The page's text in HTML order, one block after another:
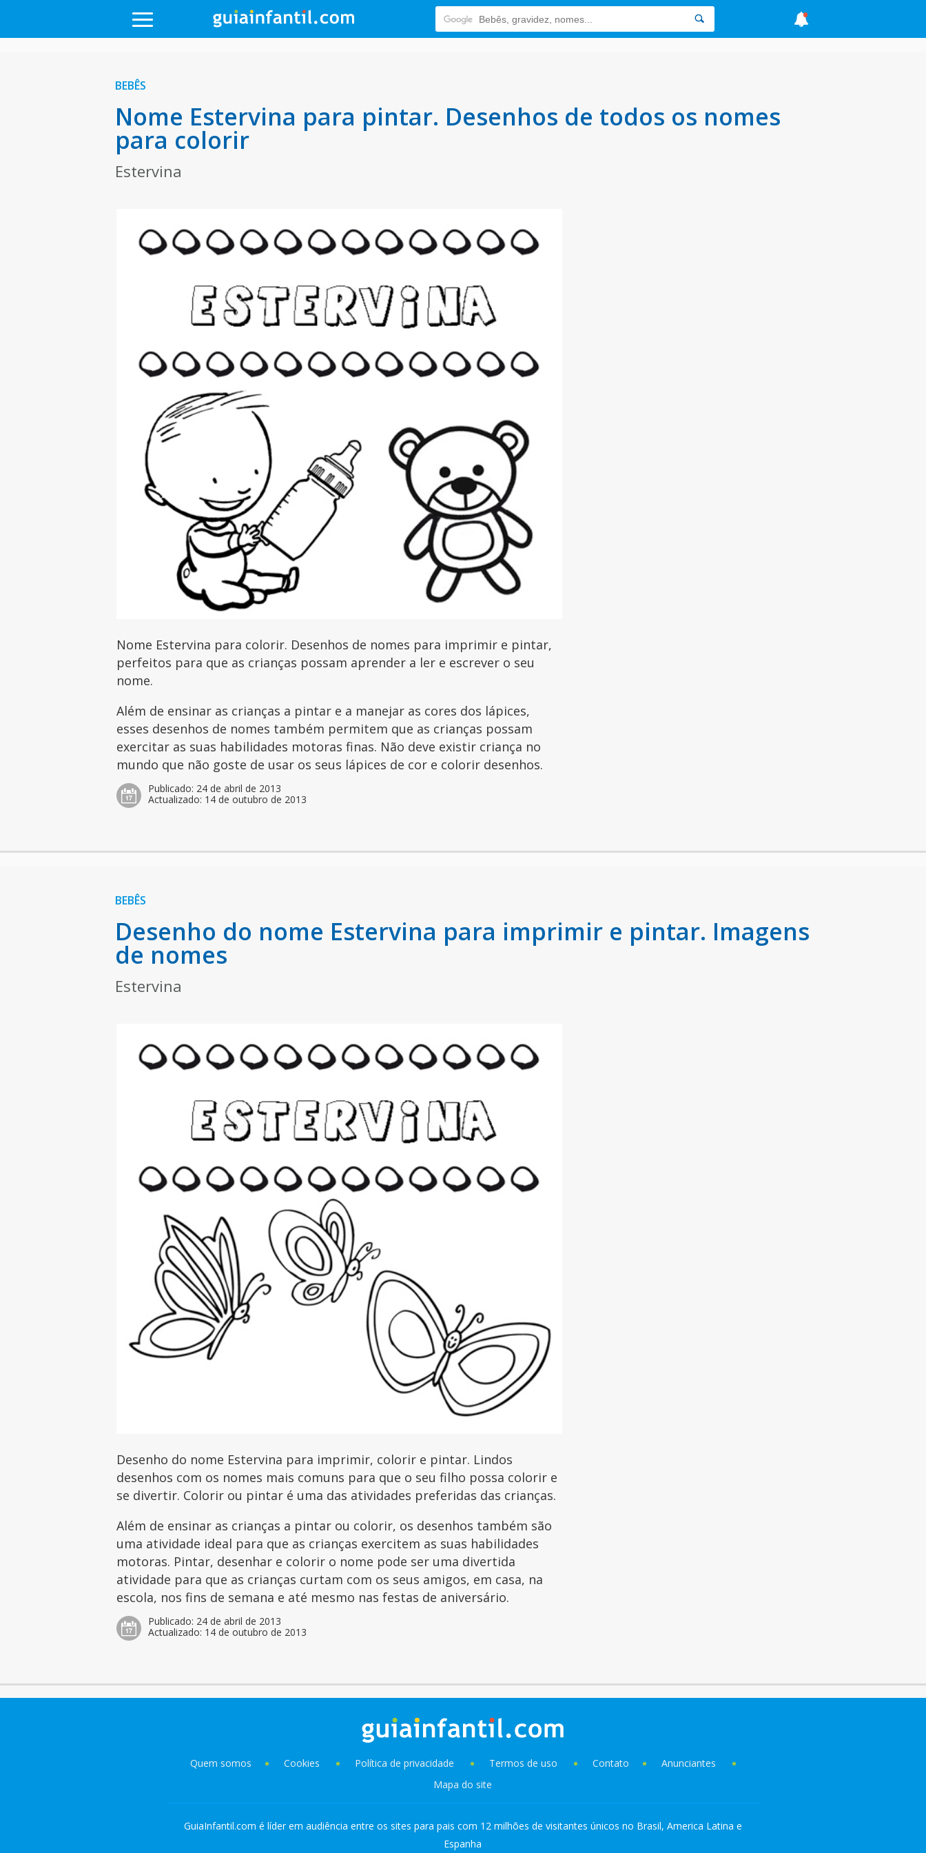
BEBÊS
Nome Estervina para pintar. Desenhos de todos os nomes
para colorir
Estervina
Nome Estervina para colorir. Desenhos de nomes para imprimir e pintar,
perfeitos para que as crianças possam aprender a ler e escrever o seu
nome.
Além de ensinar as crianças a pintar e a manejar as cores dos lápices,
esses desenhos de nomes também permitem que as crianças possam
exercitar as suas habilidades motoras finas. Não deve existir criança no
mundo que não goste de usar os seus lápices de cor e colorir desenhos.
Publicado: 24 de abril de 2013
Actualizado: 14 de outubro de 2013
BEBÊS
Desenho do nome Estervina para imprimir e pintar. Imagens
de nomes
Estervina
Desenho do nome Estervina para imprimir, colorir e pintar. Lindos
desenhos com os nomes mais comuns para que o seu filho possa colorir e
se divertir. Colorir ou pintar é uma das atividades preferidas das crianças.
Além de ensinar as crianças a pintar ou colorir, os desenhos também são
uma atividade ideal para que as crianças exercitem as suas habilidades
motoras. Pintar, desenhar e colorir o nome pode ser uma divertida
atividade para que as crianças curtam com os seus amigos, em casa, na
escola, nos fins de semana e até mesmo nas festas de aniversário.
Publicado: 24 de abril de 2013
Actualizado: 14 de outubro de 2013
Quem somos Cookies Política de privacidade Termos de uso Contato
Anunciantes
Mapa do site
GuiaInfantil.com é líder em audiência entre os sites para pais com 12 milhões de visitantes únicos no Brasil, America Latina e
Espanha